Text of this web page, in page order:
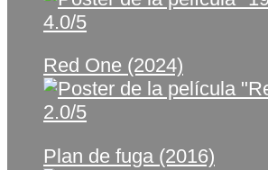
4.0/5
Red One (2024)
2.0/5
Plan de fuga (2016)